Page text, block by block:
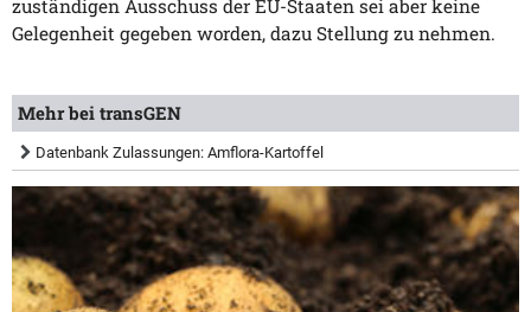
zuständigen Ausschuss der EU-Staaten sei aber keine
Gelegenheit gegeben worden, dazu Stellung zu nehmen.
Mehr bei transGEN
Datenbank Zulassungen: Amflora-Kartoffel